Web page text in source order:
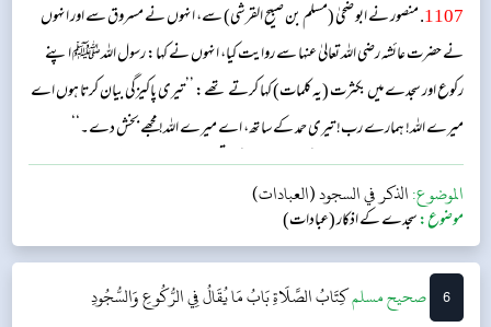
1107 . منصور نے ابو ضحیٰ (مسلم بن صبیح القرشی) سے، انہوں نے مسروق سے اور انہوں
نے حضرت عائشہ‬ رضی اللہ تعالیٰ عنہا س‬ے روایت کیا، انہوں نے کہا: رسول اللہﷺ اپنے
رکوع اور سجدے میں بکثرت (یہ کلمات) کہا کرتے تھے: ’’تیری پاکیزگی بیان کرتا ہوں اے
میرے اللہ! ہمارے رب! تیری حمد کے ساتھ، اے میرے اللہ! مجھے بخش دے۔‘‘
آپﷺ (یہ کلمات) قرآن مجید کی تاویل (حکم کی تعمیل) کے طور پر فرمایا کرتے تھے۔...
الموضوع:الذكر في السجود (العبادات)
موضوع:سجدے کے اذکار (عبادات)
6 ‌صحيح مسلمكِتَابُ الصَّلَاةِبَابُ مَا يُقَالُ فِي الرُّكُوعِ وَالسُّجُودِ